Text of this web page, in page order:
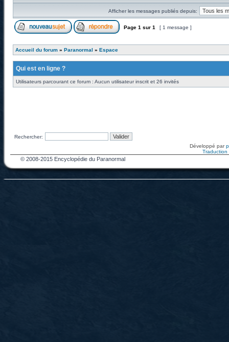
Afficher les messages publiés depuis:
Page 1 sur 1 [ 1 message ]
Accueil du forum » Paranormal » Espace
Qui est en ligne ?
Utilisateurs parcourant ce forum : Aucun utilisateur inscrit et 26 invités
Rechercher:
Développé par
Traduction
© 2008-2015 Encyclopédie du Paranormal